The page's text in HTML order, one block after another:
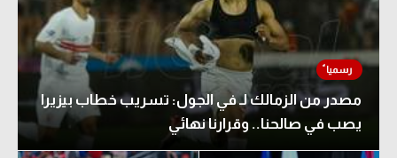
مصدر من الزمالك لـ في الجول: تسريب خطاب بيزيرا
يصب في صالحنا.. وقرارنا نهائي